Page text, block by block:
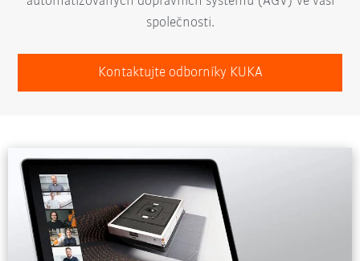
společnosti.
Kontaktujte odborníky KUKA